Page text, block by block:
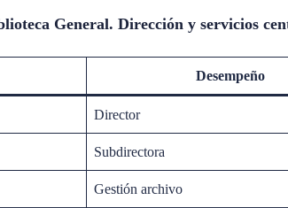
General. Dirección y servicios
Desempeño
Director
Subdirectora
Gestión archivo